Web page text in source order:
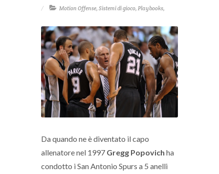
Motion Offense, Sistemi di gioco, Playbooks,
Da quando ne è diventato il capo
allenatore nel 1997 Gregg Popovich ha
condotto i San Antonio Spurs a 5 anelli